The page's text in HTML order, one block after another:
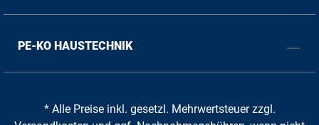
PE-KO HAUSTECHNIK
* Alle Preise inkl. gesetzl. Mehrwertsteuer zzgl.